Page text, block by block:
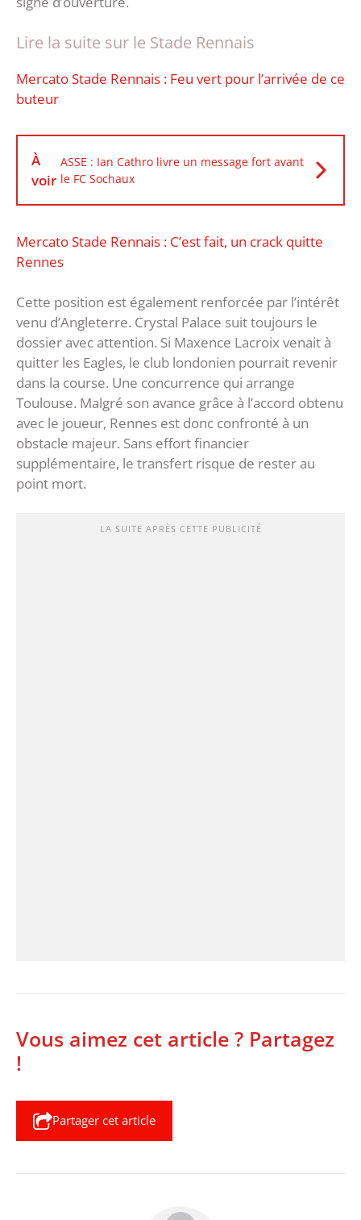
Lire la suite sur le Stade Rennais
Mercato Stade Rennais : Feu vert pour l’arrivée de ce
buteur
À
voir
ASSE : Ian Cathro livre un message fort avant
le FC Sochaux
Mercato Stade Rennais : C’est fait, un crack quitte
Rennes
Cette position est également renforcée par l’intérêt
venu d’Angleterre. Crystal Palace suit toujours le
dossier avec attention. Si Maxence Lacroix venait à
quitter les Eagles, le club londonien pourrait revenir
dans la course. Une concurrence qui arrange
Toulouse. Malgré son avance grâce à l’accord obtenu
avec le joueur, Rennes est donc confronté à un
obstacle majeur. Sans effort financier
supplémentaire, le transfert risque de rester au
point mort.
LA SUITE APRÈS CETTE PUBLICITÉ
Vous aimez cet article ? Partagez
!
Partager cet article